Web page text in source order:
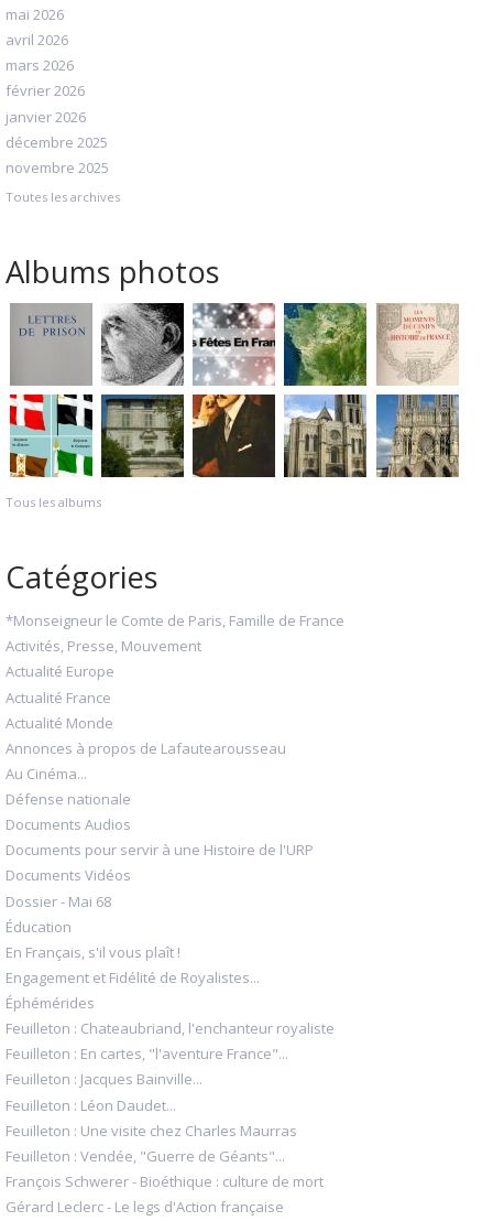
mai 2026
avril 2026
mars 2026
février 2026
janvier 2026
décembre 2025
novembre 2025
Toutes les archives
Albums photos
Tous les albums
Catégories
*Monseigneur le Comte de Paris, Famille de France
Activités, Presse, Mouvement
Actualité Europe
Actualité France
Actualité Monde
Annonces à propos de Lafautearousseau
Au Cinéma...
Défense nationale
Documents Audios
Documents pour servir à une Histoire de l'URP
Documents Vidéos
Dossier - Mai 68
Éducation
En Français, s'il vous plaît !
Engagement et Fidélité de Royalistes...
Éphémérides
Feuilleton : Chateaubriand, l'enchanteur royaliste
Feuilleton : En cartes, "l'aventure France"...
Feuilleton : Jacques Bainville...
Feuilleton : Léon Daudet...
Feuilleton : Une visite chez Charles Maurras
Feuilleton : Vendée, "Guerre de Géants"...
François Schwerer - Bioéthique : culture de mort
Gérard Leclerc - Le legs d'Action française